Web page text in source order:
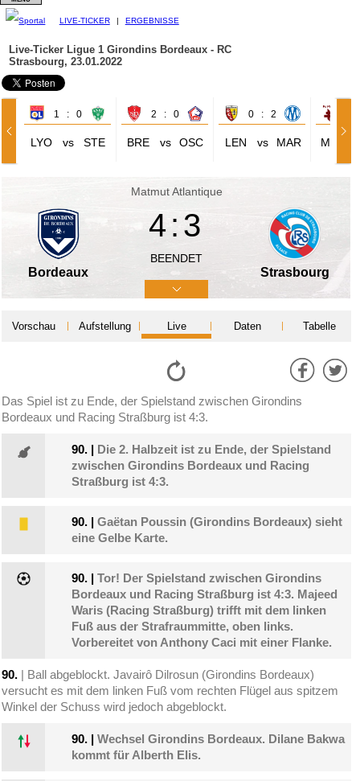
LIVE-TICKER | ERGEBNISSE
Live-Ticker Ligue 1 Girondins Bordeaux - RC
Strasbourg, 23.01.2022
1 : 0
LYO vs STE
2 : 0
BRE vs OSC
0 : 2
LEN vs MAR MET
Matmut Atlantique
Bordeaux
4:3
BEENDET
Strasbourg
Vorschau Aufstellung Live Daten Tabelle
Das Spiel ist zu Ende, der Spielstand zwischen Girondins
Bordeaux und Racing Straßburg ist 4:3.
90. | Die 2. Halbzeit ist zu Ende, der Spielstand
zwischen Girondins Bordeaux und Racing
Straßburg ist 4:3.
90. |Gaëtan Poussin (Girondins Bordeaux) sieht
eine Gelbe Karte.
90. |Tor! Der Spielstand zwischen Girondins
Bordeaux und Racing Straßburg ist 4:3. Majeed
Waris (Racing Straßburg) trifft mit dem linken
Fuß aus der Strafraummitte, oben links.
Vorbereitet von Anthony Caci mit einer Flanke.
90. | Ball abgeblockt. Javairô Dilrosun (Girondins Bordeaux)
versucht es mit dem linken Fuß vom rechten Flügel aus spitzem
Winkel der Schuss wird jedoch abgeblockt.
90. |Wechsel Girondins Bordeaux. Dilane Bakwa
kommt für Alberth Elis.